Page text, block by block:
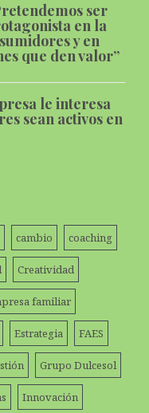
ser
en la
y en
que den valor”
le interesa
sean activos en
cambio coaching
Creatividad
familiar
Estrategia FAES
Grupo Dulcesol
Innovación